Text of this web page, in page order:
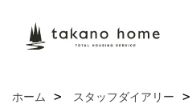
ホーム スタッフダイアリー